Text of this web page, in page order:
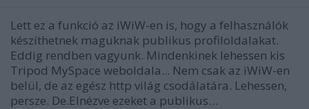
Lett ez a funkció az iWiW-en is, hogy a felhasználók
készíthetnek maguknak publikus profiloldalakat.
Eddig rendben vagyunk. Mindenkinek lehessen kis
Tripod MySpace weboldala... Nem csak az iWiW-en
belül, de az egész http világ csodálatára. Lehessen,
persze. De.Elnézve ezeket a publikus…